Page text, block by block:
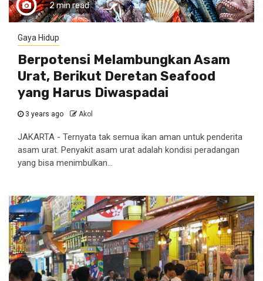
2 min read
Gaya Hidup
Berpotensi Melambungkan Asam
Urat, Berikut Deretan Seafood
yang Harus Diwaspadai
3 years ago Akol
JAKARTA - Ternyata tak semua ikan aman untuk penderita
asam urat. Penyakit asam urat adalah kondisi peradangan
yang bisa menimbulkan...